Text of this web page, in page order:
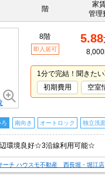
階
家
管理
8階
即入居可
5.88
8,000
1分で完結！聞きた
初期費用
空室
南向き オートロック 独立洗
環境良好☆3沿線利用可能☆
ーチ ハウスモ不動産 西長堀・堀江店